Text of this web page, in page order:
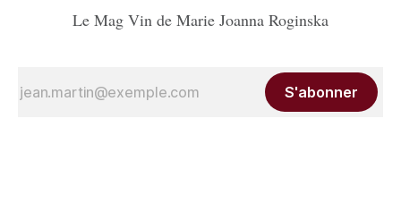
Le Mag Vin de Marie Joanna Roginska
S'abonner